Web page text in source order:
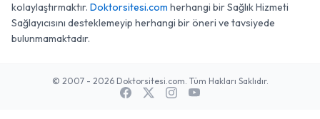
kolaylaştırmaktır. Doktorsitesi.com herhangi bir Sağlık Hizmeti
Sağlayıcısını desteklemeyip herhangi bir öneri ve tavsiyede
bulunmamaktadır.
© 2007 - 2026 Doktorsitesi.com. Tüm Hakları Saklıdır.